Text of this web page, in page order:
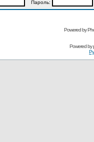
Пароль:
Powered by
Powered by